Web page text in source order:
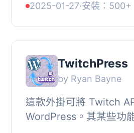
您的線上狀態。, 最先進
Twitch 外掛 , St...
2025-01-27·安裝：500+
TwitchPress
by Ryan Bayne
這款外掛可將 Twitch
WordPress。其某些功